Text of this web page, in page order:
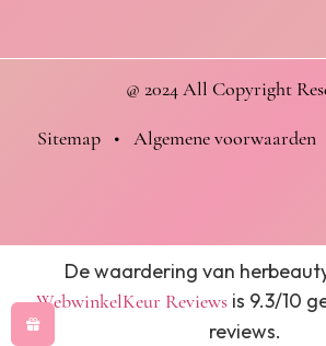
@ 2024 All Copyright
Sitemap • Algemene voorwaarden
De waardering van
WebwinkelKeur Reviews is 9.3/10
reviews.